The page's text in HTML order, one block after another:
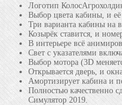
Логотип
Выбор цвета кабины, и её
Три варианта кабины на
Козырёк ставится, и
В интерьере всё
Свет с указателями
Выбор мотора (3D
Открывается дверь, и
Амортизирует кабина и
Полностью качественно
Симулятор 2019.